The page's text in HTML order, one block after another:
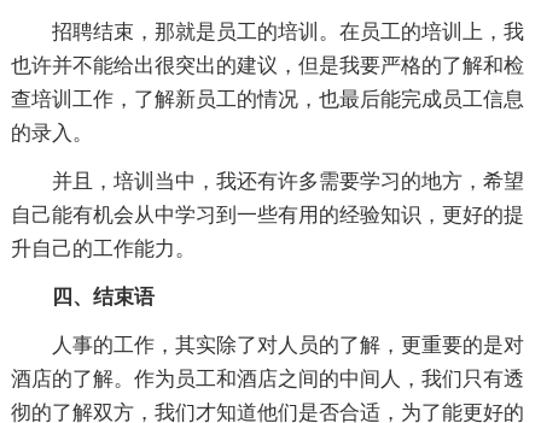
招聘结束，那就是员工的培训。在员工的培训上，我
也许并不能给出很突出的建议，但是我要严格的了解和检
查培训工作，了解新员工的情况，也最后能完成员工信息
的录入。
并且，培训当中，我还有许多需要学习的地方，希望
自己能有机会从中学习到一些有用的经验知识，更好的提
升自己的工作能力。
四、结束语
人事的工作，其实除了对人员的了解，更重要的是对
酒店的了解。作为员工和酒店之间的中间人，我们只有透
彻的了解双方，我们才知道他们是否合适，为了能更好的